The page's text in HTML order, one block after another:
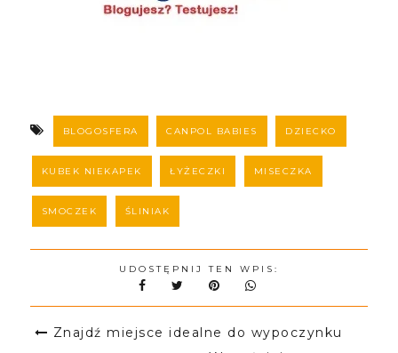
BLOGOSFERA CANPOL BABIES DZIECKO
KUBEK NIEKAPEK ŁYŻECZKI MISECZKA
SMOCZEK ŚLINIAK
UDOSTĘPNIJ TEN WPIS:
Znajdź miejsce idealne do wypoczynku